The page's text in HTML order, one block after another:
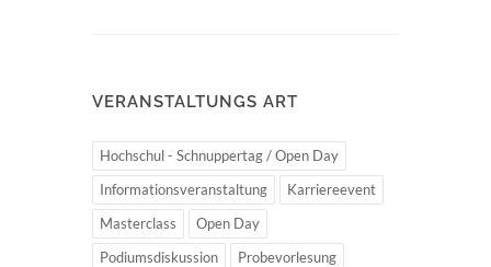
VERANSTALTUNGS ART
Hochschul - Schnuppertag / Open Day
Informationsveranstaltung
Karriereevent
Masterclass
Open Day
Podiumsdiskussion
Probevorlesung